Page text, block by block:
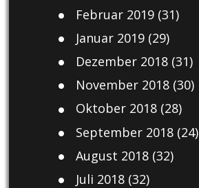
Februar 2019(31)
Januar 2019(29)
Dezember 2018(31)
November 2018(30)
Oktober 2018(28)
September 2018(24)
August 2018(32)
Juli 2018(32)